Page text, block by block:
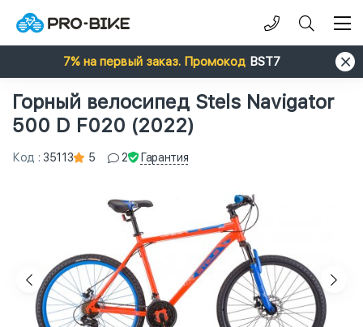
7% на первый заказ. Промокод BST7
Горный велосипед Stels Navigator
500 D F020 (2022)
Код : 35113 5 2 Гарантия